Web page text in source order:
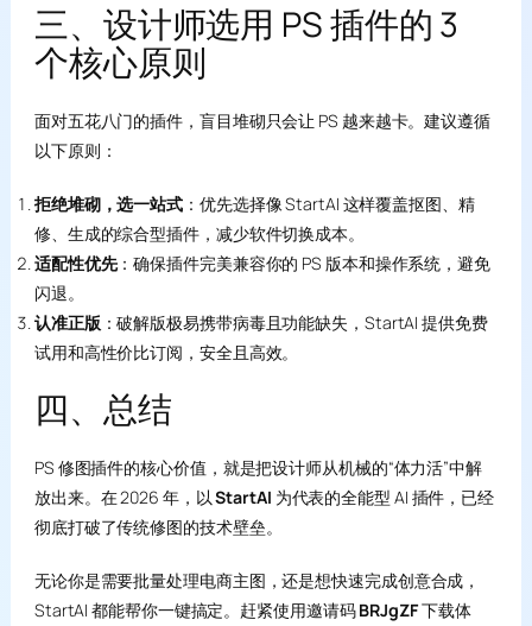
三、设计师选用 PS 插件的 3
个核心原则
面对五花八门的插件，盲目堆砌只会让 PS 越来越卡。建议遵循
以下原则：
拒绝堆砌，选一站式 ：优先选择像 StartAI 这样覆盖抠图、精
修、生成的综合型插件，减少软件切换成本。
适配性优先：确保插件完美兼容你的 PS 版本和操作系统，避免
闪退。
认准正版 ：破解版极易携带病毒且功能缺失，StartAI 提供免费
试用和高性价比订阅，安全且高效。
四、总结
PS 修图插件的核心价值，就是把设计师从机械的“体力活”中解
放出来。在 2026 年，以StartAI 为代表的全能型 AI 插件，已经
彻底打破了传统修图的技术壁垒。
无论你是需要批量处理电商主图，还是想快速完成创意合成，
StartAI 都能帮你一键搞定。赶紧使用邀请码BRJgZF下载体